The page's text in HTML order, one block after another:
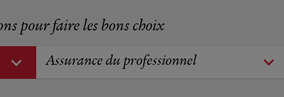
pour faire les bons choix
Assurance du professionnel